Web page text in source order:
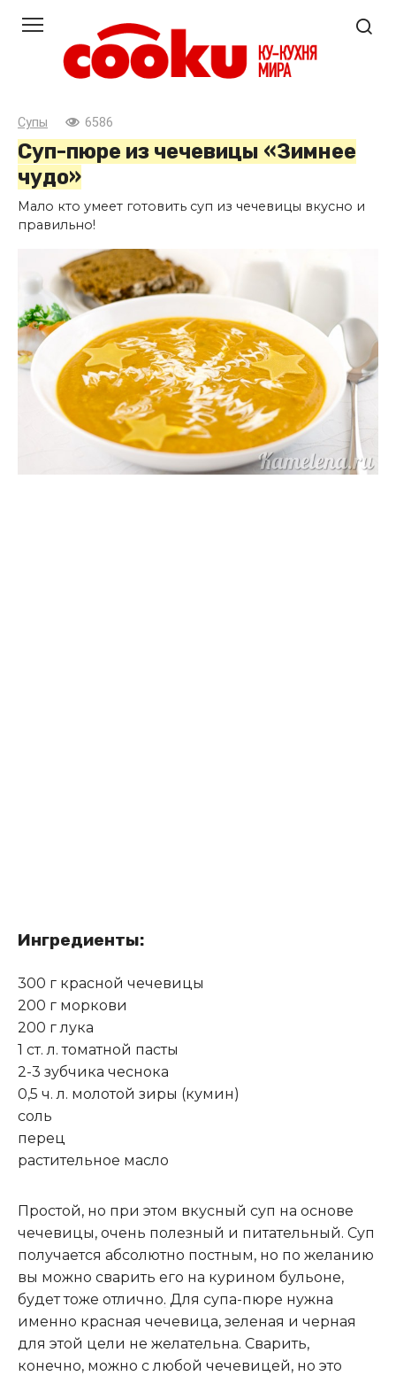
контенту
Супы 6586
Суп-пюре из чечевицы «Зимнее
чудо»
Мало кто умеет готовить суп из чечевицы вкусно и
правильно!
Ингредиенты:
300 г красной чечевицы
200 г моркови
200 г лука
1 ст. л. томатной пасты
2-3 зубчика чеснока
0,5 ч. л. молотой зиры (кумин)
соль
перец
растительное масло
Простой, но при этом вкусный суп на основе
чечевицы, очень полезный и питательный. Суп
получается абсолютно постным, но по желанию
вы можно сварить его на курином бульоне,
будет тоже отлично. Для супа-пюре нужна
именно красная чечевица, зеленая и черная
для этой цели не желательна. Сварить,
конечно, можно с любой чечевицей, но это